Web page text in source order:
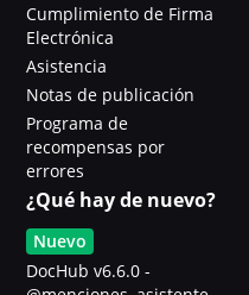
Cumplimiento de Firma
Electrónica
Asistencia
Notas de publicación
Programa de
recompensas por
errores
¿Qué hay de nuevo?
Nuevo
DocHub v6.6.0 -